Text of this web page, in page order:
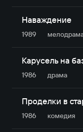
Наваждение
1989
Карусель на
1986 драма
Проделки в
1986 комедия